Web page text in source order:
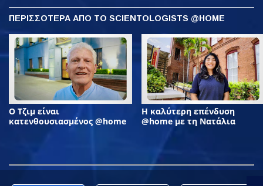
ΠΕΡΙΣΣΟΤΕΡΑ ΑΠΟ ΤΟ SCIENTOLOGISTS @HOME
Ο Τζιμ είναι
κατενθουσιασμένος @home
Η καλύτερη επένδυση
@home με τη Νατάλια